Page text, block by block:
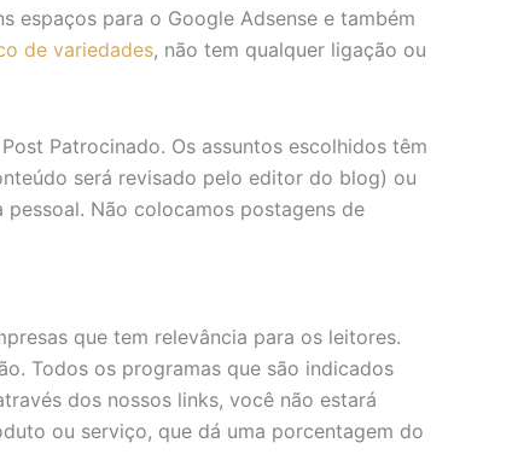
espaços para o Google Adsense e também
de variedades, não tem qualquer ligação ou
Patrocinado. Os assuntos escolhidos têm
será revisado pelo editor do blog) ou
Não colocamos postagens de
que tem relevância para os leitores.
Todos os programas que são indicados
dos nossos links, você não estará
ou serviço, que dá uma porcentagem do